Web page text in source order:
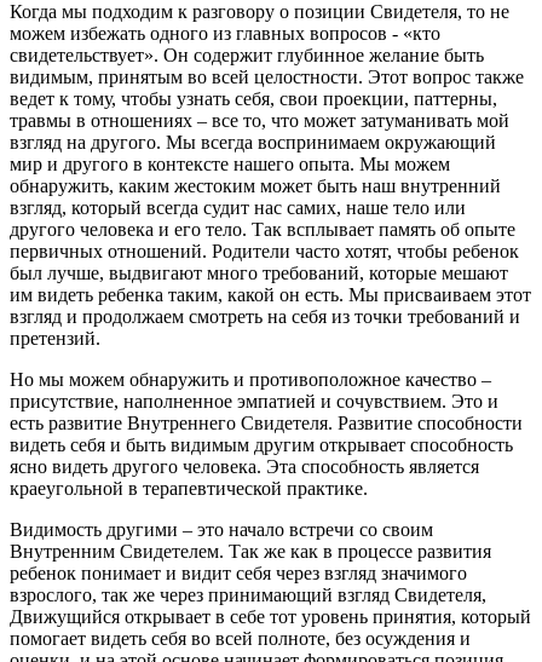
Когда мы подходим к разговору о позиции Свидетеля, то не
можем избежать одного из главных вопросов - «кто
свидетельствует». Он содержит глубинное желание быть
видимым, принятым во всей целостности. Этот вопрос также
ведет к тому, чтобы узнать себя, свои проекции, паттерны,
травмы в отношениях – все то, что может затуманивать мой
взгляд на другого. Мы всегда воспринимаем окружающий
мир и другого в контексте нашего опыта. Мы можем
обнаружить, каким жестоким может быть наш внутренний
взгляд, который всегда судит нас самих, наше тело или
другого человека и его тело. Так всплывает память об опыте
первичных отношений. Родители часто хотят, чтобы ребенок
был лучше, выдвигают много требований, которые мешают
им видеть ребенка таким, какой он есть. Мы присваиваем этот
взгляд и продолжаем смотреть на себя из точки требований и
претензий.
Но мы можем обнаружить и противоположное качество –
присутствие, наполненное эмпатией и сочувствием. Это и
есть развитие Внутреннего Свидетеля. Развитие способности
видеть себя и быть видимым другим открывает способность
ясно видеть другого человека. Эта способность является
краеугольной в терапевтической практике.
Видимость другими – это начало встречи со своим
Внутренним Свидетелем. Так же как в процессе развития
ребенок понимает и видит себя через взгляд значимого
взрослого, так же через принимающий взгляд Свидетеля,
Движущийся открывает в себе тот уровень принятия, который
помогает видеть себя во всей полноте, без осуждения и